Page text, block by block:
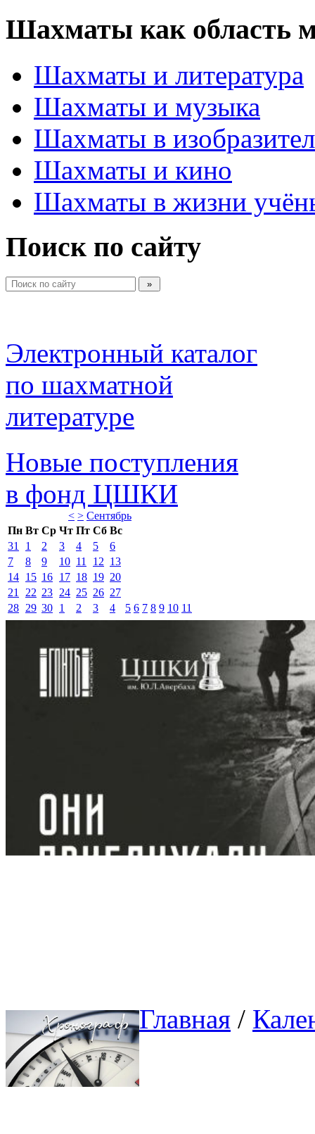
Шахматы как область
Шахматы и литература
Шахматы и музыка
Шахматы в
Шахматы и кино
Шахматы в жизни
Поиск по сайту
Электронный каталог
по шахматной
литературе
Новые поступления
в фонд ЦШКИ
< > Сентябрь
Пн Вт Ср Чт Пт Сб Вс
31
1 2 3 4 5
6
7
8 9 10 11 12 13
14 15 16 17 18 19 20
21
22 23 24 25 26 27
28 29 30 1 2 3 4 5 6 7 8 9 10 11
Главная /